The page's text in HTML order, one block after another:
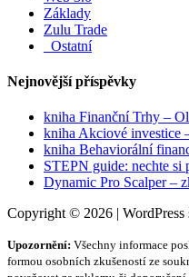
Základy
Zulu Trade
_Ostatní
Nejnovější příspěvky
kniha Finanční Trhy –
kniha Akciové investice
kniha Behaviorální
STEPN guide: nechte
Dynamic Pro Scalper –
Copyright © 2026 | WordPress
Upozornění: Všechny informace
formou osobních zkušeností ze